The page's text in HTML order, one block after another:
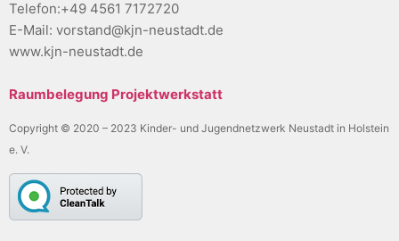
Telefon:+49 4561 7172720
E-Mail: vorstand@kjn-neustadt.de
www.kjn-neustadt.de
Raumbelegung Projektwerkstatt
Copyright © 2020 – 2023 Kinder- und Jugendnetzwerk Neustadt in Holstein
e. V.